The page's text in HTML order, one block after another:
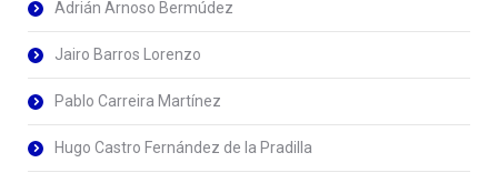
Adrián Arnoso Bermúdez
Jairo Barros Lorenzo
Pablo Carreira Martínez
Hugo Castro Fernández de la Pradilla